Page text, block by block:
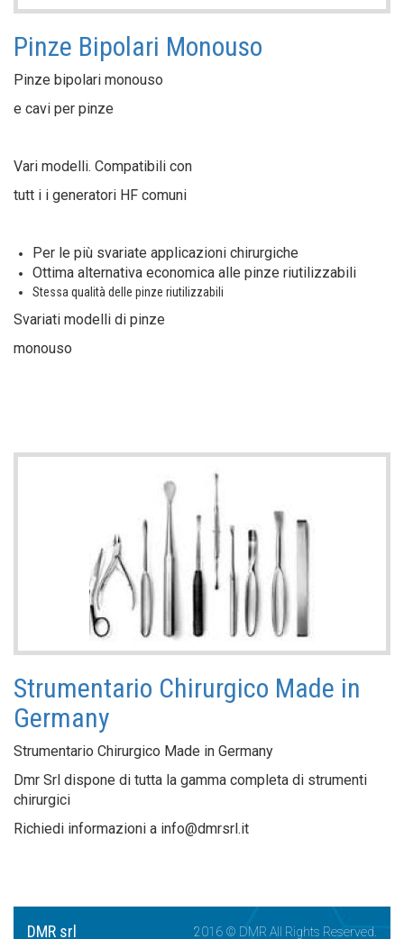
Pinze Bipolari Monouso
Pinze bipolari monouso
e cavi per pinze
Vari modelli. Compatibili con
tutt i i generatori HF comuni
Per le più svariate applicazioni chirurgiche
Ottima alternativa economica alle pinze riutilizzabili
Stessa qualità delle pinze riutilizzabili
Svariati modelli di pinze
monouso
Strumentario Chirurgico Made in
Germany
Strumentario Chirurgico Made in Germany
Dmr Srl dispone di tutta la gamma completa di strumenti
chirurgici
Richiedi informazioni a info@dmrsrl.it
2016 © DMR All Rights Reserved.
DMR srl